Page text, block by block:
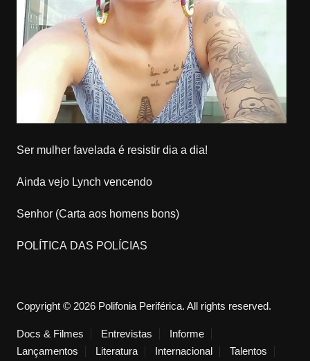
Ser mulher favelada é resistir dia a dia!
Ainda vejo Lynch vencendo
Senhor (Carta aos homens bons)
POLÍTICA DAS POLÍCIAS
Copyright © 2026 Polifonia Periférica. All rights reserved.
Docs & Filmes Entrevistas
Informe
Lançamentos
Literatura Internacional Talentos